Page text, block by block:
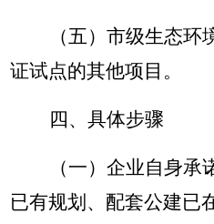
（五）市级生态
证试点的其他项目。
四、具体步骤
（一）企业自身承
已有规划、配套公建已